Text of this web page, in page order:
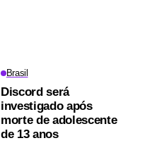
Brasil
Discord será
investigado após
morte de adolescente
de 13 anos